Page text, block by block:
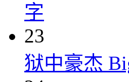
字
23
狱中豪杰